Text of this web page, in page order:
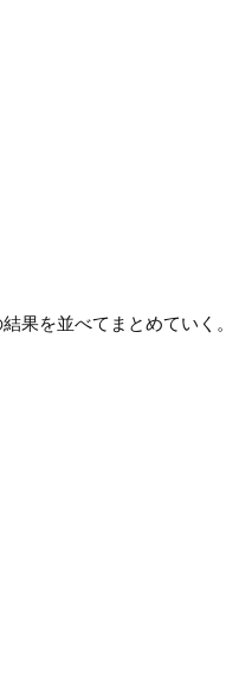
果を並べてまとめていく。